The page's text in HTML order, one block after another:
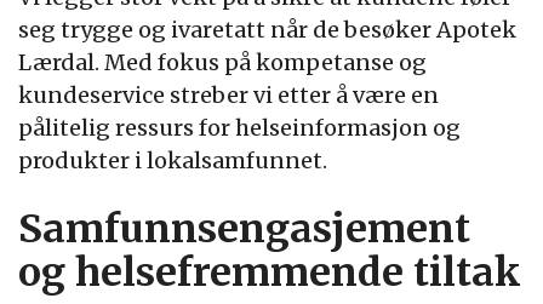
seg trygge og ivaretatt når de besøker Apotek
Lærdal. Med fokus på kompetanse og
kundeservice streber vi etter å være en
pålitelig ressurs for helseinformasjon og
produkter i lokalsamfunnet.
Samfunnsengasjement
og helsefremmende tiltak